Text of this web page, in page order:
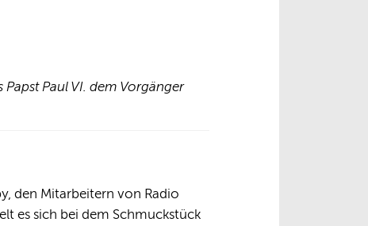
Paul VI. dem Vorgänger
den Mitarbeitern von Radio
es sich bei dem Schmuckstück